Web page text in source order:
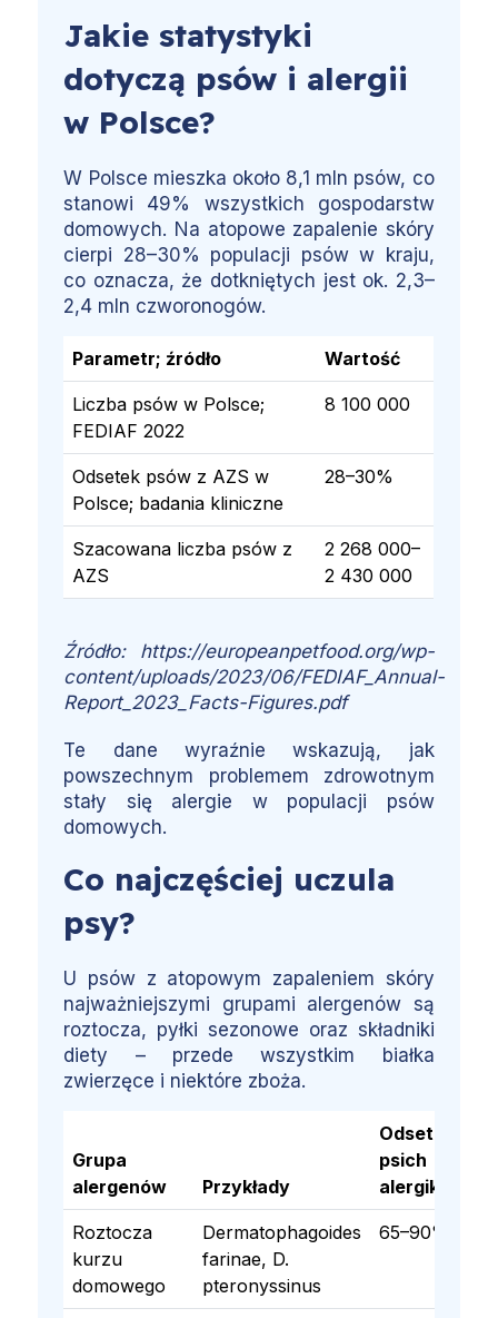
Jakie statystyki
dotyczą psów i alergii
w Polsce?
W Polsce mieszka około 8,1 mln psów, co
stanowi 49% wszystkich gospodarstw
domowych. Na atopowe zapalenie skóry
cierpi 28–30% populacji psów w kraju,
co oznacza, że dotkniętych jest ok. 2,3–
2,4 mln czworonogów.
Parametr; źródło Wartość
Liczba psów w Polsce;
FEDIAF 2022
8 100 000
Odsetek psów z AZS w
Polsce; badania kliniczne
28–30%
Szacowana liczba psów z
AZS
2 268 000–
2 430 000
Źródło: https://europeanpetfood.org/wp-
content/uploads/2023/06/FEDIAF_Annual-
Report_2023_Facts-Figures.pdf
Te dane wyraźnie wskazują, jak
powszechnym problemem zdrowotnym
stały się alergie w populacji psów
domowych.
Co najczęściej uczula
psy?
U psów z atopowym zapaleniem skóry
najważniejszymi grupami alergenów są
roztocza, pyłki sezonowe oraz składniki
diety – przede wszystkim białka
zwierzęce i niektóre zboża.
Grupa
alergenów
Przykłady
Odsetek
psich
alergików
Roztocza
kurzu
domowego
Dermatophagoides
farinae, D.
pteronyssinus
65–90%